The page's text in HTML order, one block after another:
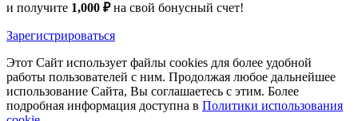
и получите 1,000 ₽на свой бонусный счет!
Зарегистрироваться
Этот Сайт использует файлы cookies для более удобной
работы пользователей с ним. Продолжая любое дальнейшее
использование Сайта, Вы соглашаетесь с этим. Более
подробная информация доступна в Политики использования